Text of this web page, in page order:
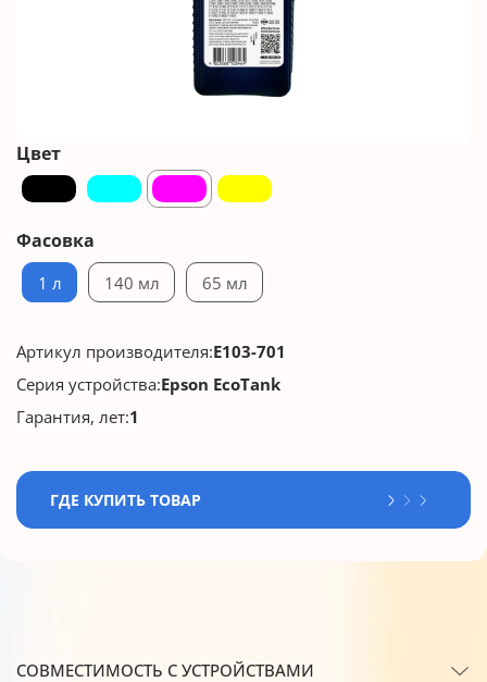
Цвет
Фасовка
1 л 140 мл 65 мл
Артикул производителя:E103-701
Серия устройства:Epson EcoTank
Гарантия, лет:1
ГДЕ КУПИТЬ ТОВАР
СОВМЕСТИМОСТЬ С УСТРОЙСТВАМИ